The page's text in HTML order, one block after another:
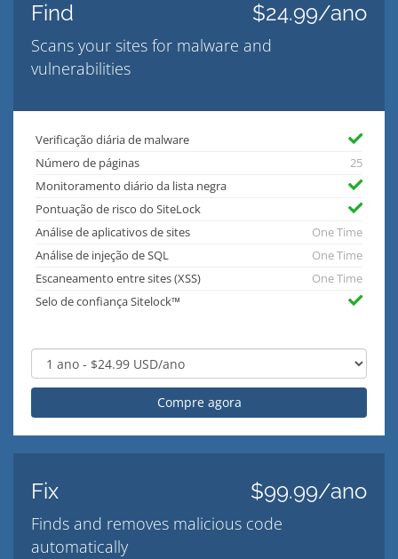
Find $24.99/ano
Scans your sites for malware and
vulnerabilities
Verificação diária de malware
Número de páginas
25
Monitoramento diário da lista negra
Pontuação de risco do SiteLock
Análise de aplicativos de sites
One Time
Análise de injeção de SQL
One Time
Escaneamento entre sites (XSS)
One Time
Selo de confiança Sitelock™
Compre agora
Fix $99.99/ano
Finds and removes malicious code
automatically